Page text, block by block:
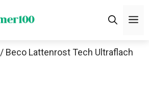
/ Beco Lattenrost Tech Ultraflach